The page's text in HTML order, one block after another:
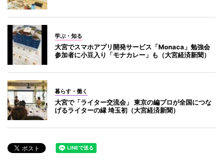
学ぶ・知る
大宮でスマホアプリ開発サービス「Monaca」勉強会
参加者に小豆入り「モナカレー」も（大宮経済新聞）
暮らす・働く
大宮で「ライター交流会」 東京の編プロが全国につな
げるライターの縁 埼玉初（大宮経済新聞）